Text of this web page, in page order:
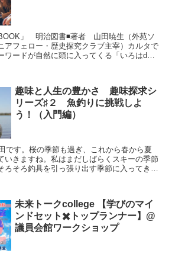
」 明治図書◾️著者 山田暁生（外苑ソ
アフェロー・歴史探究クラブ主宰）カルタで
ワードが自然に頭に入ってくる「いろはde
趣味と人生の豊かさ 趣味探求シ
リーズ♯２ 魚釣りに挑戦しよ
う！（入門編）
です。桜の季節も過ぎ、これから春から夏
いきますね。私はまだしばらくスキーの季節
ろそろ釣具を引っ張り出す季節に入ってきま
未来トークcollege 【学びのマイ
ンドセット✖️トップランナー】@
議員会館ワークショップ